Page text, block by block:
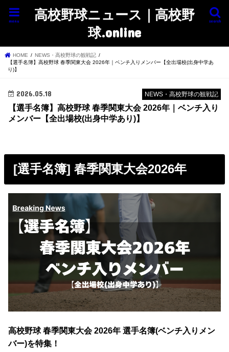
高校野球ニュース｜高校野
球.online
search
menu
HOME
NEWS・高校野球の観戦記
【選手名簿】高校野球 春季関東大会 2026年｜ベンチ入りメンバー【全出場校(出身中学あ
り)】
NEWS・高校野球の観戦記
2026.05.18
【選手名簿】高校野球 春季関東大会 2026年｜ベンチ入り
メンバー【全出場校(出身中学あり)】
[選手名簿] 春季関東大会2026年
高校野球 春季関東大会 2026年 選手名簿(ベンチ入りメン
バー)を特集！